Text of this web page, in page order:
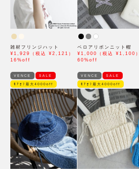
雑材フリンジハット
¥1,929（税込 ¥2,121）
16%off
ベロアリボンニット帽
¥1,000（税込 ¥1,100）
60%off
VENCE SALE
ﾓｱｵﾌ最大4000off
VENCE SALE
ﾓｱｵﾌ最大4000off